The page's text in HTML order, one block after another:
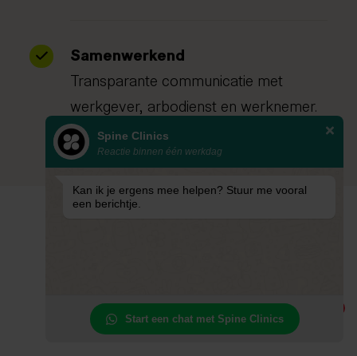
Samenwerkend
Transparante communicatie met
werkgever, arbodienst en werknemer.
Een duurzame
terugkeer naar werk
Spine Clinics
Reactie binnen één werkdag
Kan ik je ergens mee helpen? Stuur me vooral
een berichtje.
Start een chat met Spine Clinics